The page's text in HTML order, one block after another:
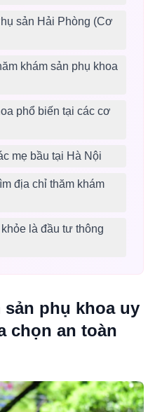
sản Hải Phòng (Cơ
khám sản phụ khoa
phổ biến tại các cơ
mẹ bầu tại Hà Nội
địa chỉ thăm khám
là đầu tư thông
phụ khoa uy
chọn an toàn